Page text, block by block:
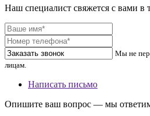
Наш специалист свяжется с вами в
Мы не
лицам.
Написать письмо
Опишите ваш вопрос — мы ответим